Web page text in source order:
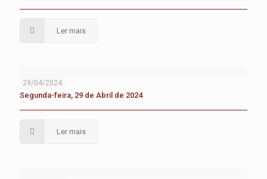
Ler mais
29/04/2024
Segunda-feira, 29 de Abril de 2024
Ler mais